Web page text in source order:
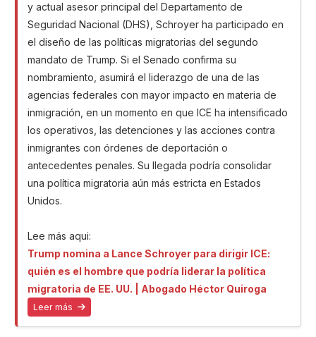
y actual asesor principal del Departamento de
Seguridad Nacional (DHS), Schroyer ha participado en
el diseño de las políticas migratorias del segundo
mandato de Trump. Si el Senado confirma su
nombramiento, asumirá el liderazgo de una de las
agencias federales con mayor impacto en materia de
inmigración, en un momento en que ICE ha intensificado
los operativos, las detenciones y las acciones contra
inmigrantes con órdenes de deportación o
antecedentes penales. Su llegada podría consolidar
una política migratoria aún más estricta en Estados
Unidos.
Lee más aqui:
Trump nomina a Lance Schroyer para dirigir ICE:
quién es el hombre que podría liderar la política
migratoria de EE. UU. | Abogado Héctor Quiroga
Leer más